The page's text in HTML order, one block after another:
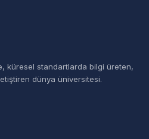
küresel standartlarda bilgi üreten,
dünya üniversitesi.